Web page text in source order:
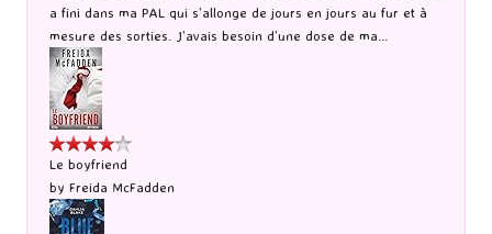
a fini dans ma PAL qui s’allonge de jours en jours au fur et à
mesure des sorties. J’avais besoin d’une dose de ma...
Le boyfriend
by Freida McFadden